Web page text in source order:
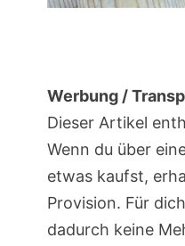
Werbung /
Dieser Artikel
Wenn du über
etwas kaufst,
Provision. Für
dadurch keine